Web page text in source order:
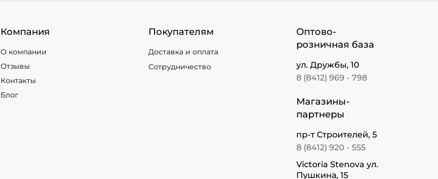
Компания
О компании
Отзывы
Контакты
Блог
Покупателям
Доставка и оплата
Сотрудничество
Оптово-
розничная база
ул. Дружбы, 10
8 (8412) 969 - 798
Магазины-
партнеры
пр-т Строителей, 5
8 (8412) 920 - 555
Victoria Stenova ул.
Пушкина, 15